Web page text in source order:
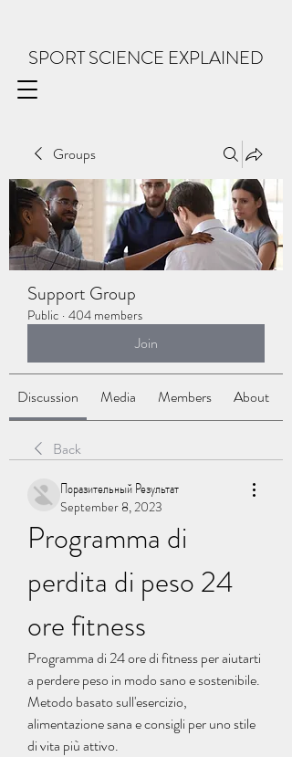
SPORT SCIENCE EXPLAINED
Groups
Support Group
Public · 404 members
Join
Discussion Media Members About
Back
Поразительный Результат
September 8, 2023
Programma di
perdita di peso 24
ore fitness
Programma di 24 ore di fitness per aiutarti
a perdere peso in modo sano e sostenibile.
Metodo basato sull'esercizio,
alimentazione sana e consigli per uno stile
di vita più attivo.